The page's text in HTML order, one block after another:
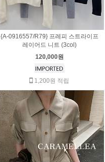
{A-0916557/R79} 프레피 스트라이프
레이어드 니트 (3col)
120,000원
1,200원 적립